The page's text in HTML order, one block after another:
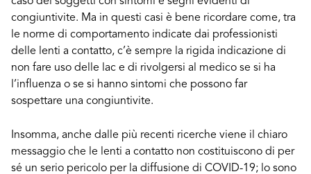
congiuntivite. Ma in questi casi è bene ricordare come, tra
le norme di comportamento indicate dai professionisti
delle lenti a contatto, c’è sempre la rigida indicazione di
non fare uso delle lac e di rivolgersi al medico se si ha
l’influenza o se si hanno sintomi che possono far
sospettare una congiuntivite.
Insomma, anche dalle più recenti ricerche viene il chiaro
messaggio che le lenti a contatto non costituiscono di per
sé un serio pericolo per la diffusione di COVID-19; lo sono